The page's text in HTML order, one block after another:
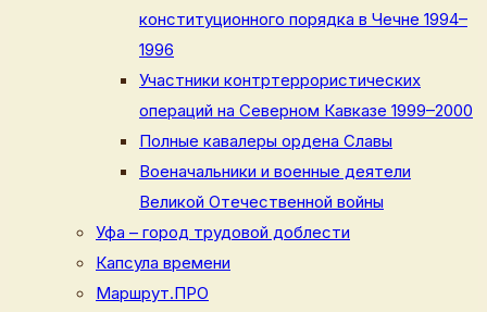
конституционного порядка в Чечне 1994–
1996
Участники контртеррористических
операций на Северном Кавказе 1999–2000
Полные кавалеры ордена Славы
Военачальники и военные деятели
Великой Отечественной войны
Уфа – город трудовой доблести
Капсула времени
Маршрут.ПРО